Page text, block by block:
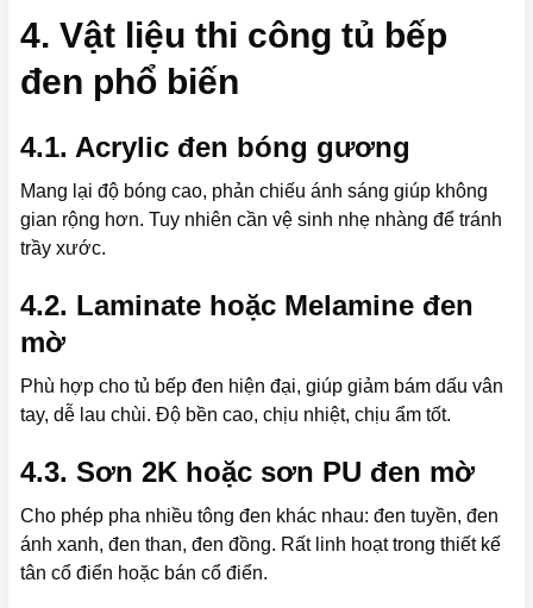
4. Vật liệu thi công tủ bếp
đen phổ biến
4.1. Acrylic đen bóng gương
Mang lại độ bóng cao, phản chiếu ánh sáng giúp không
gian rộng hơn. Tuy nhiên cần vệ sinh nhẹ nhàng để tránh
trầy xước.
4.2. Laminate hoặc Melamine đen
mờ
Phù hợp cho tủ bếp đen hiện đại, giúp giảm bám dấu vân
tay, dễ lau chùi. Độ bền cao, chịu nhiệt, chịu ẩm tốt.
4.3. Sơn 2K hoặc sơn PU đen mờ
Cho phép pha nhiều tông đen khác nhau: đen tuyền, đen
ánh xanh, đen than, đen đồng. Rất linh hoạt trong thiết kế
tân cổ điển hoặc bán cổ điển.